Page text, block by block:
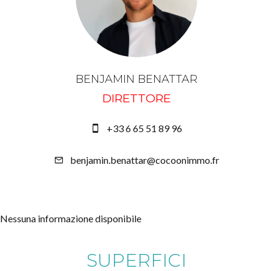
BENJAMIN BENATTAR
DIRETTORE
+33 6 65 51 89 96
benjamin.benattar@cocoonimmo.fr
Nessuna informazione disponibile
SUPERFICI